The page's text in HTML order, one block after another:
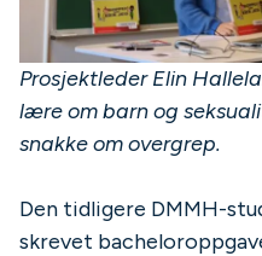
Prosjektleder Elin
lære om barn og
snakke om overgrep.
Den tidligere DMMH-
skrevet